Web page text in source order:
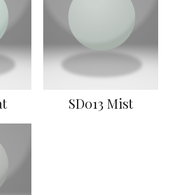
SD013 Mist